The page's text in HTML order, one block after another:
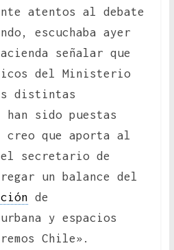
atentos al debate
escuchaba ayer
señalar que
del Ministerio
distintas
sido puestas
creo que aporta al
secretario de
un balance del
de
y espacios
Chile».